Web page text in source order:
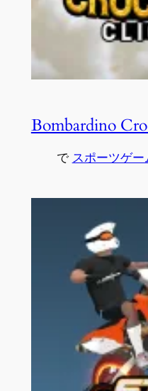
Bombardino
で スポーツゲー